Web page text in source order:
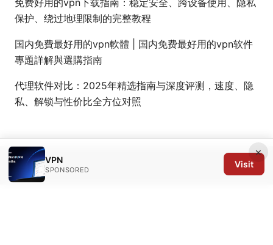
保护、绕过地理限制的完整教程
国内免費最好用的vpn軟體 | 国内免费最好用的vpn软件
專題詳解與選購指南
代理软件对比：2025年精选指南与深度评测，速度、隐
私、解锁与性价比全方位对照
×
VPN
SPONSORED
Visit
© 2026 Arrow Review Ltd. All rights reserved.